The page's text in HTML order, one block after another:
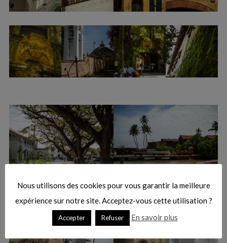
Nous utilisons des cookies pour vous garantir la meilleure
expérience sur notre site. Acceptez-vous cette utilisation ?
Accepter Refuser En savoir plus